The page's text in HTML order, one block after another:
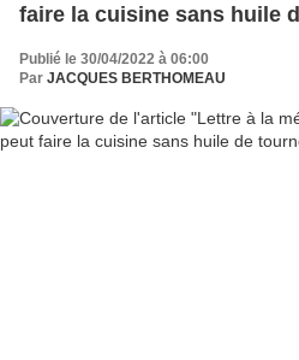
faire la cuisine sans huile
Publié le 30/04/2022 à 06:00
Par JACQUES BERTHOMEAU